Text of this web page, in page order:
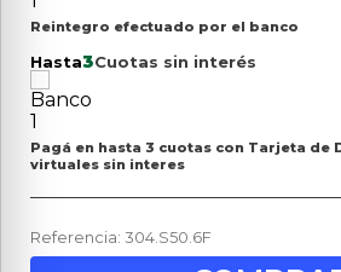
Reintegro efectuado por el banco
Hasta3Cuotas sin interés
Pagá en hasta 3 cuotas con Tarjeta de
virtuales sin interes
Referencia: 304.S50.6F